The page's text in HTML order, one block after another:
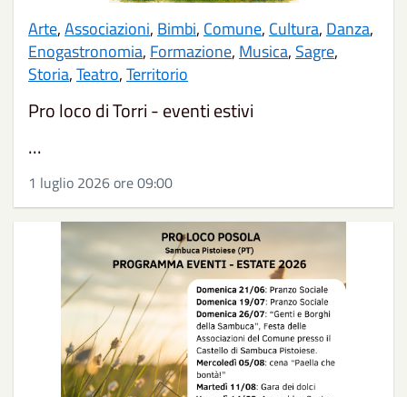
Arte,Associazioni, Bimbi, Comune, Cultura, Danza,
Enogastronomia, Formazione, Musica, Sagre,
Storia,Teatro,Territorio
Pro loco di Torri - eventi estivi
...
1 luglio 2026 ore 09:00